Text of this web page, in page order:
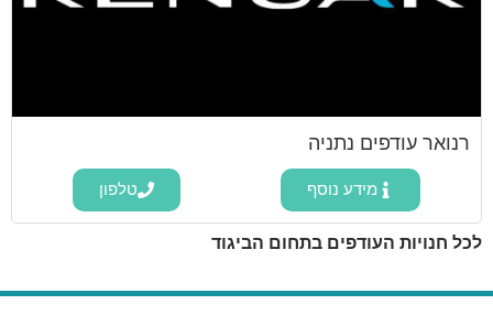
רנואר עודפים נתניה
מידע נוסף טלפון
לכל חנויות העודפים בתחום הביגוד